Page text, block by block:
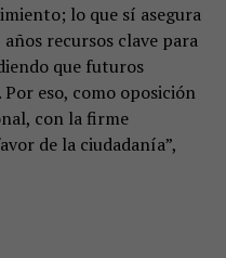
lo que sí asegura
recursos clave para
que futuros
eso, como oposición
con la firme
de la ciudadanía”,